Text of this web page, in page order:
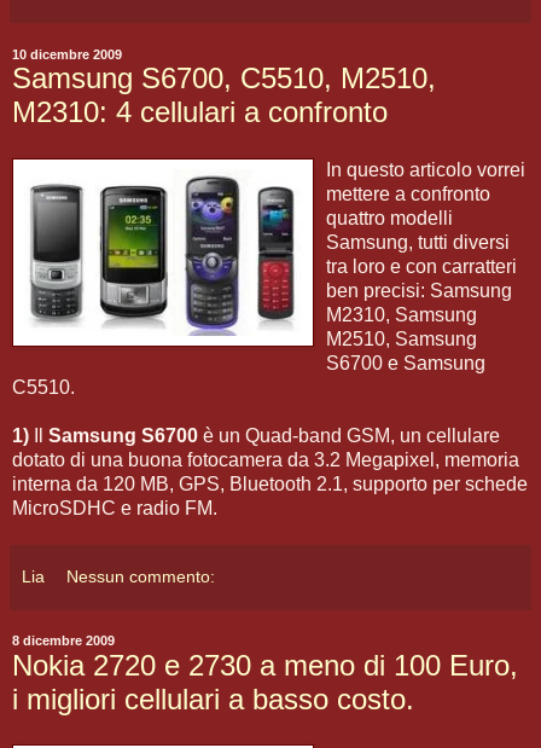
10 dicembre 2009
Samsung S6700, C5510, M2510,
M2310: 4 cellulari a confronto
In questo articolo vorrei
mettere a confronto
quattro modelli
Samsung, tutti diversi
tra loro e con carratteri
ben precisi: Samsung
M2310, Samsung
M2510, Samsung
S6700 e Samsung
C5510.
1) Samsung S6700 è un Quad-band GSM, un cellulare
dotato di una buona fotocamera da 3.2 Megapixel, memoria
interna da 120 MB, GPS, Bluetooth 2.1, supporto per schede
MicroSDHC e radio FM.
Lia Nessun commento:
8 dicembre 2009
Nokia 2720 e 2730 a meno di 100 Euro,
i migliori cellulari a basso costo.